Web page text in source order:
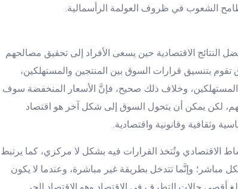
مطامح الشعوب في ظروف العولمة الرأسمالية.
النتائج الاقتصادية حين يسعى الأفراد إلى تحقيق مصالحهم
بتنسيق قرارات السوق بين المنتجين والمستهلكين،
وخلاف ذلك صحيح، فإنَّ الأسعار المنخفضة سوف
لكن يمكن أن يتحول السوق إلى شكل آخر هو اقتصاد
وثقافية وقانونية واقتصادية.
الاقتصادي وتُتخذ القرارات فيه بشكل لا مركزي، كما يرتبط
مباشر؛ وإنَّما تتدخل بطريقة غير مباشرة، وعندما لا يكون